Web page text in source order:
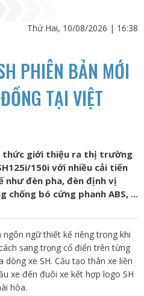
Thứ Hai, 10/08/2026 | 16:38
PHIÊN BẢN MỚI
TẠI VIỆT
thức giới thiệu ra thị trường
150i với nhiều cải tiến
đèn pha, đèn định vị
chống bó cứng phanh ABS, ...
ngữ thiết kế riêng trong khi
sang trọng cổ điển trên từng
xe SH. Cấu tạo thân xe liền
xe đến đuôi xe kết hợp logo SH
hòa.